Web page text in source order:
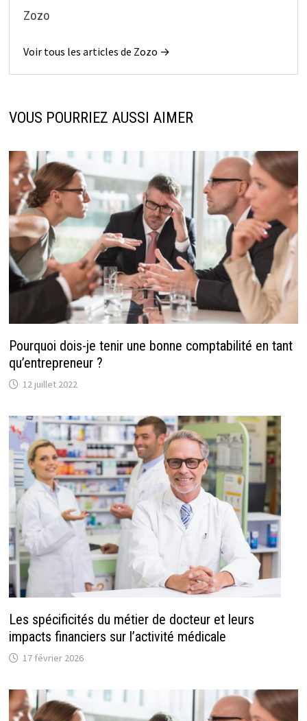
Zozo
Voir tous les articles de Zozo →
VOUS POURRIEZ AUSSI AIMER
Pourquoi dois-je tenir une bonne comptabilité en tant
qu’entrepreneur ?
12 juillet 2022
Les spécificités du métier de docteur et leurs
impacts financiers sur l’activité médicale
17 février 2026